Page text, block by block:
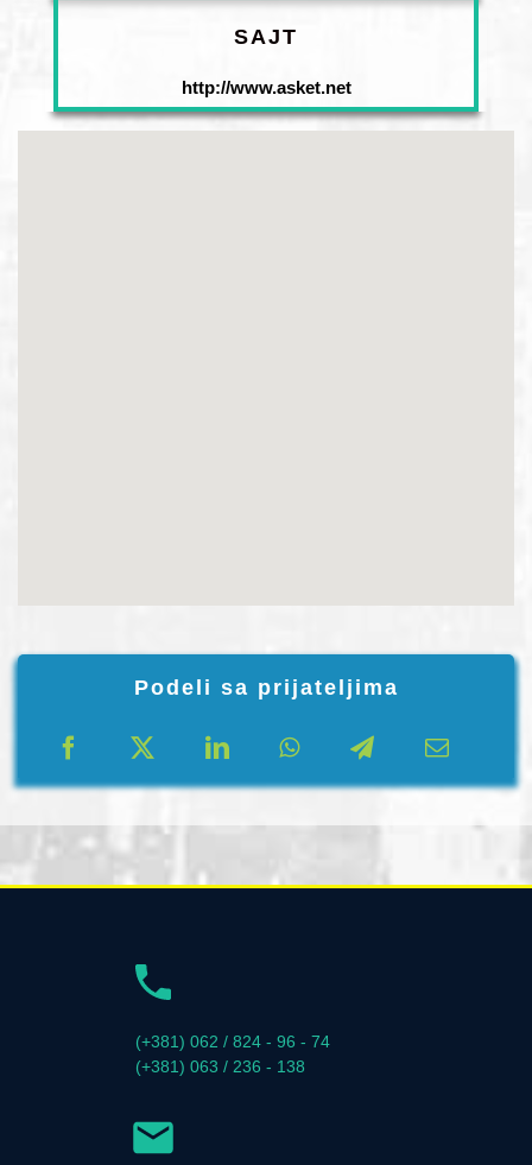
SAJT
http://www.asket.net
Podeli sa prijateljima
(+381) 062 / 824 - 96 - 74
(+381) 063 / 236 - 138